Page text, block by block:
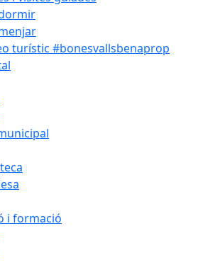
turístic #bonesvallsbenaprop
i formació